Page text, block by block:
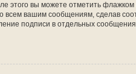
этого вы можете отметить флажком
вашим сообщениям, сделав
подписи в отдельных